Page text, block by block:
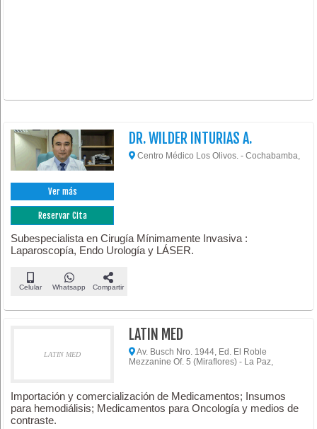
Ver más
Reservar Cita
DR. WILDER INTURIAS A.
Centro Médico Los Olivos. - Cochabamba,
Subespecialista en Cirugía Mínimamente Invasiva :
Laparoscopía, Endo Urología y LÁSER.
Celular Whatsapp Compartir
LATIN MED
LATIN MED
Av. Busch Nro. 1944, Ed. El Roble
Mezzanine Of. 5 (Miraflores) - La Paz,
Importación y comercialización de Medicamentos; Insumos
para hemodiálisis; Medicamentos para Oncología y medios de
contraste.